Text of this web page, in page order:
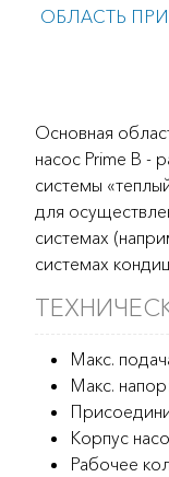
ОБЛАСТЬ
Основная
насос Prime B -
системы
для
системах
системах
Макс.
Макс.
Корпус
Рабочее